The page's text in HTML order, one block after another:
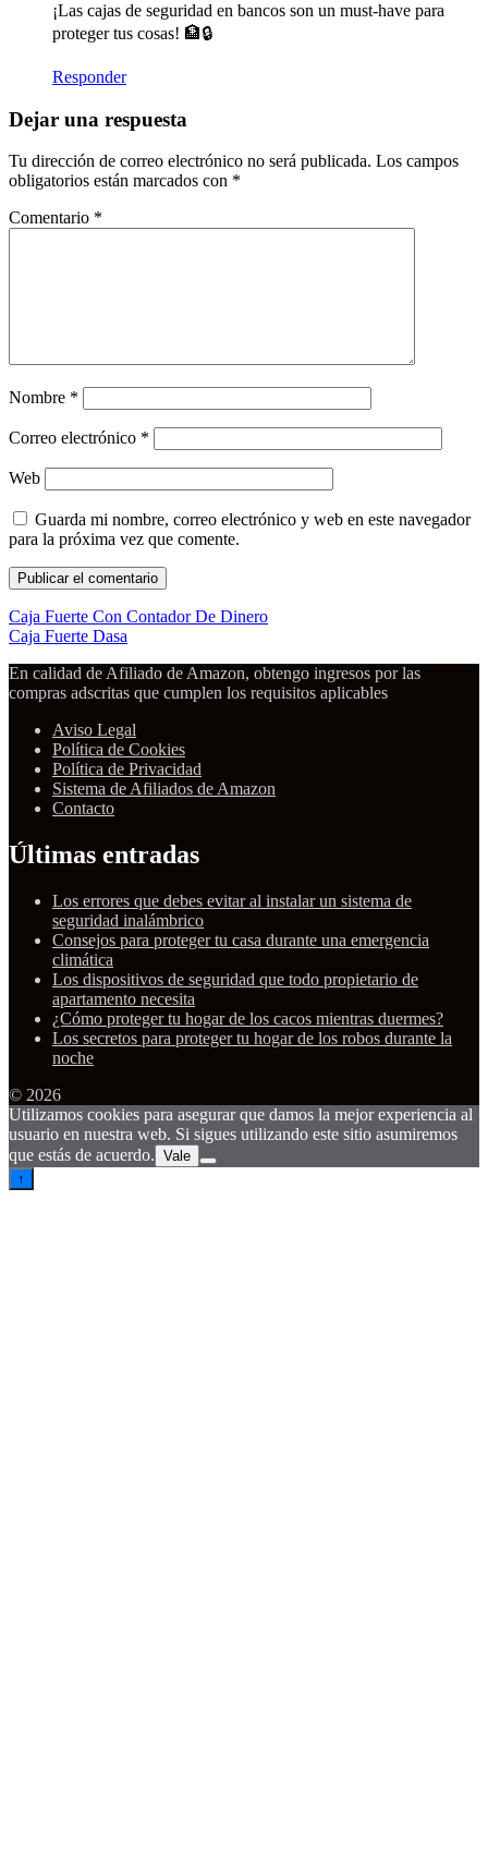
¡Las cajas de seguridad en bancos son un must-have para
proteger tus cosas! 🏦🔒
Responder
Dejar una respuesta
Tu dirección de correo electrónico no será publicada. Los campos
obligatorios están marcados con *
Comentario *
Nombre *
Correo electrónico *
Web
Guarda mi nombre, correo electrónico y web en este navegador
para la próxima vez que comente.
Caja Fuerte Con Contador De Dinero
Caja Fuerte Dasa
En calidad de Afiliado de Amazon, obtengo ingresos por las
compras adscritas que cumplen los requisitos aplicables
Aviso Legal
Política de Cookies
Política de Privacidad
Sistema de Afiliados de Amazon
Contacto
Últimas entradas
Los errores que debes evitar al instalar un sistema de
seguridad inalámbrico
Consejos para proteger tu casa durante una emergencia
climática
Los dispositivos de seguridad que todo propietario de
apartamento necesita
¿Cómo proteger tu hogar de los cacos mientras duermes?
Los secretos para proteger tu hogar de los robos durante la
noche
© 2026
Utilizamos cookies para asegurar que damos la mejor experiencia al
usuario en nuestra web. Si sigues utilizando este sitio asumiremos
que estás de acuerdo. Vale
↑